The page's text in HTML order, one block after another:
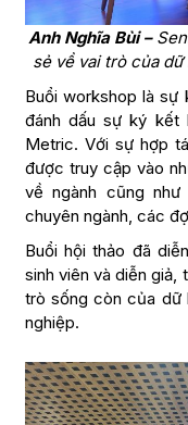
Anh Nghĩa Bùi –
sẻ về vai trò của
Buổi workshop là sự
đánh dấu sự ký kết
Metric. Với sự hợp
được truy cập vào
về ngành cũng
chuyên ngành, các
Buổi hội thảo đã
sinh viên và diễn giả,
trò sống còn của dữ
nghiệp.